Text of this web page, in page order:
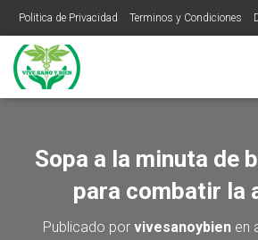
Politica de Privacidad Terminos y Condiciones
Sopa a la minuta de
para combatir la
Publicado por vivesanoybien en